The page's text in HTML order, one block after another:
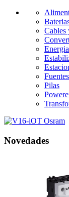
Cables
Pilas
Novedades